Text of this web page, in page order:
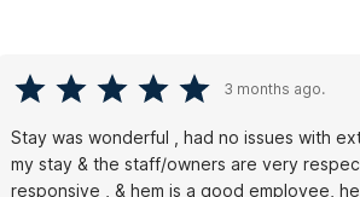
3 months ago.
Stay was wonderful , had no issues with
my stay & the staff/owners are very
responsive , & hem is a good employee,